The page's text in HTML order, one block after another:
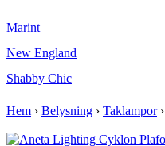
Marint
New England
Shabby Chic
Hem › Belysning › Taklampor›